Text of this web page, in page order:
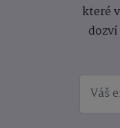
které